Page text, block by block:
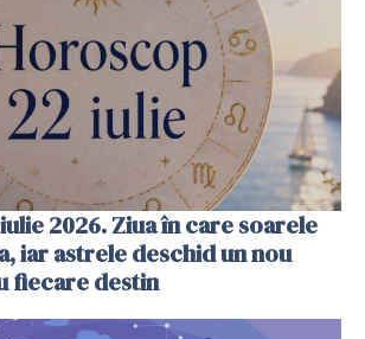
2026. Ziua în care soarele
iar astrele deschid un nou
fiecare destin